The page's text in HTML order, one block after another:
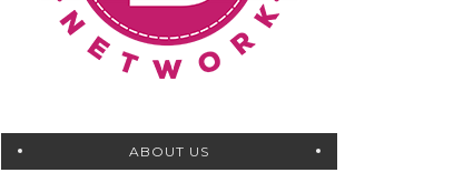
ABOUT US